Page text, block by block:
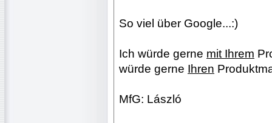
So viel über Google...:)
Ich würde gerne mit Ihrem
würde gerne Ihren
MfG: László